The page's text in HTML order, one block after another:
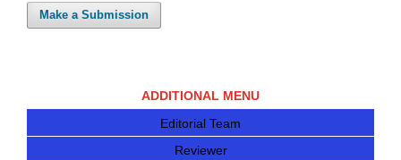
Make a Submission
ADDITIONAL MENU
Editorial Team
Reviewer